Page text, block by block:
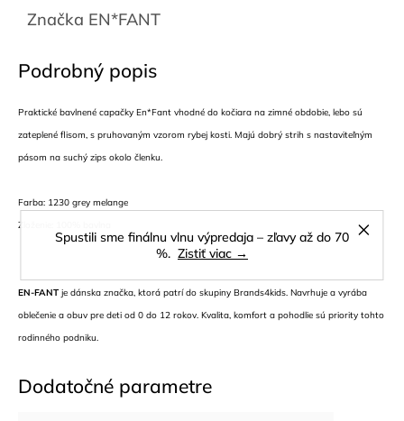
Spustili sme finálnu vlnu výpredaja – zľavy až do 70
%. Zistiť viac →
Značka EN*FANT
Podrobný popis
Praktické bavlnené capačky En*Fant vhodné do kočiara na zimné obdobie, lebo sú
zateplené flisom, s pruhovaným vzorom rybej kosti. Majú dobrý strih s nastaviteľným
pásom na suchý zips okolo členku.
Farba: 1230 grey melange
Zloženie: 100% bavlna
EN-FANT je dánska značka, ktorá patrí do skupiny Brands4kids. Navrhuje a vyrába
oblečenie a obuv pre deti od 0 do 12 rokov. Kvalita, komfort a pohodlie sú priority tohto
rodinného podniku.
Dodatočné parametre